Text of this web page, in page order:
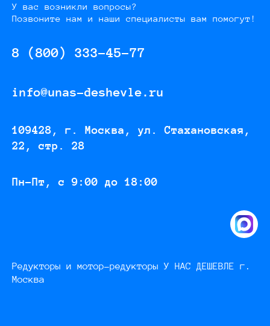
У вас возникли вопросы?
Позвоните нам и наши специалисты вам помогут!
8 (800) 333-45-77
info@unas-deshevle.ru
109428, г. Москва, ул. Стахановская,
22, стр. 28
Пн-Пт, с 9:00 до 18:00
Редукторы и мотор-редукторы У НАС ДЕШЕВЛЕ г.
Москва